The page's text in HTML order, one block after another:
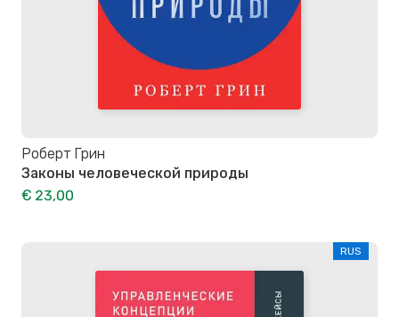
Роберт Грин
Законы человеческой природы
€ 23,00
RUS